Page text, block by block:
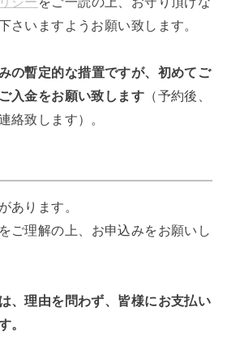
さいますようお願い致します。
の暫定的な措置ですが、初めてご
入金をお願い致します （予約後、
絡致します）。
あります。
をご理解の上、お申込みをお願いし
、理由を問わず、皆様にお支払い
。